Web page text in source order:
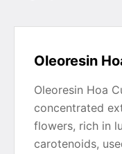
Oleoresin
Oleoresin Hoa
concentrated
flowers, rich in
carotenoids,